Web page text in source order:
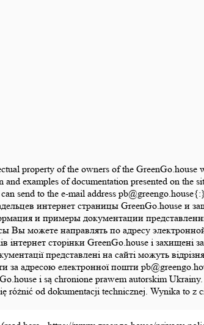
property of the owners of the
examples of documentation presented on the
send to the e-mail address
интернет страницы GreenGo.house
и примеры документации
можете направлять по адресу
інтернет сторінки GreenGo.house і
представлені на сайті можуть
адресою електронної пошти
i są chronione prawem autorskim
różnić od dokumentacji technicznej. Wynika to